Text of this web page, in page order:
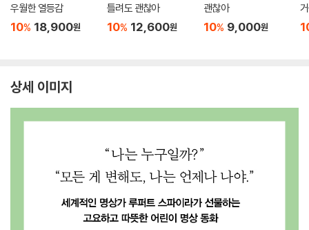
우월한 열등감
10% 18,900원
틀려도 괜찮아
10% 12,600원
괜찮아
10% 9,000원
상세 이미지